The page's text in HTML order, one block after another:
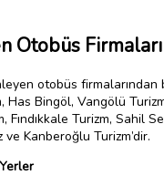
Otobüs Firmaları
otobüs firmalarından
Has Bingöl, Vangölü
Fındıkkale Turizm, Sahil
Kanberoğlu Turizm’dir.